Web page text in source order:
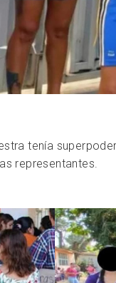
tenía
representantes.